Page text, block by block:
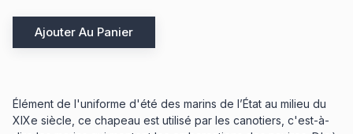
Ajouter Au Panier
Élément de l'uniforme d'été des marins de l’État au milieu du
XIXe siècle, ce chapeau est utilisé par les canotiers, c'est-à-